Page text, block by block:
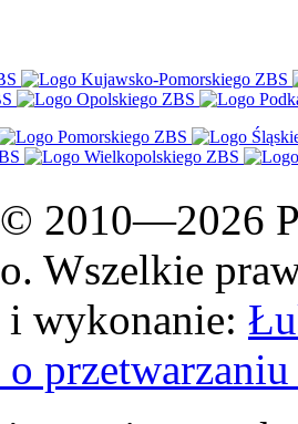
2010—2026
Wszelkie
wykonanie: